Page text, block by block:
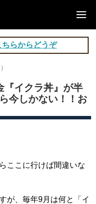
らからどうぞ
『イクラ丼』が半
今しかない！！お
ここに行けば間違いな
が、毎年9月は何と「イ